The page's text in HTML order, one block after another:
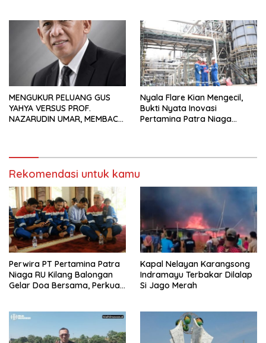
MENGUKUR PELUANG GUS
YAHYA VERSUS PROF.
NAZARUDIN UMAR, MEMBACA
Nyala Flare Kian Mengecil,
Bukti Nyata Inovasi
Pertamina Patra Niaga
Rekomendasi untuk kamu
Perwira PT Pertamina Patra
Niaga RU Kilang Balongan
Gelar Doa Bersama, Perkuat
Kapal Nelayan Karangsong
Indramayu Terbakar Dilalap
Si Jago Merah